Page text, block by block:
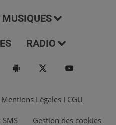
MUSIQUES
RADIO
Mentions Légales I CGU
Gestion des cookies